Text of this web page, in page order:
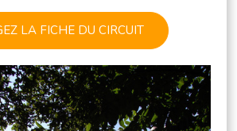
LA FICHE DU CIRCUIT